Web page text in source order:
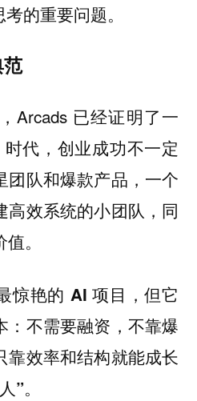
的重要问题。
Arcads 已经证明了一
代，创业成功不一定
团队和爆款产品，一个
高效系统的小团队，同
。
惊艳的 AI 项目，但它
：不需要融资，不靠爆
靠效率和结构就能成长
”。